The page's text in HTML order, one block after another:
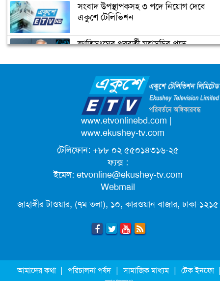
সংবাদ উপস্থাপকসহ ৩ পদে নিয়োগ দেবে
একুশে টেলিভিশন
জাতিসংঘের পরবর্তী মহাসচিব পদে
ক্যাম্পাস অ্যাম্বাসেডর নিয়োগ দিচ্ছে একুশে
টেলিভিশন
পদোন্নতি পেয়ে সচিব হলেন ২ কর্মকর্তা
লিগ্যাল এইডের মাধ্যমে সন্তান ফিরে পেল
সেই কিশোরী মা জুঁই
জেট ফুয়েলের দাম কমলো লিটারে ১৯ টাকা
মূল্যস্ফীতি কমে জুনে ৯ দশমিক ১৬ শতাংশ
ছুটিতে গিয়ে না ফিরলে ৩ বছরের নিষেধাজ্ঞা,
www.etvonlinebd.com |
www.ekushey-tv.com
টেলিফোন: +৮৮ ০২ ৫৫০১৪৩১৬-২৫
ফ্যক্স :
ইমেল: etvonline@ekushey-tv.com
Webmail
জাহাঙ্গীর টাওয়ার, (৭ম তলা), ১০, কারওয়ান বাজার, ঢাকা-১২১৫
আমাদের কথা | পরিচালনা পর্ষদ | সামাজিক মাধ্যম | টেক ইনফো